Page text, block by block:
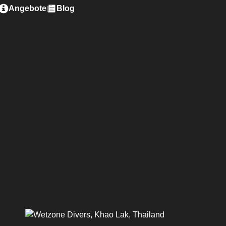
Angebote Blog